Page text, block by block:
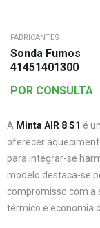
FABRICANTES
Sonda Fumos
41451401300
POR CONSULTA
A Minta AIR 8 S1 é
oferecer
para integrar-se
modelo destaca-se
compromisso com a
térmico e economia